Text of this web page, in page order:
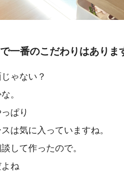
一番のこだわりはありま
ゃない？
。
ぱり
は気に入っていますね。
して作ったので。
ね